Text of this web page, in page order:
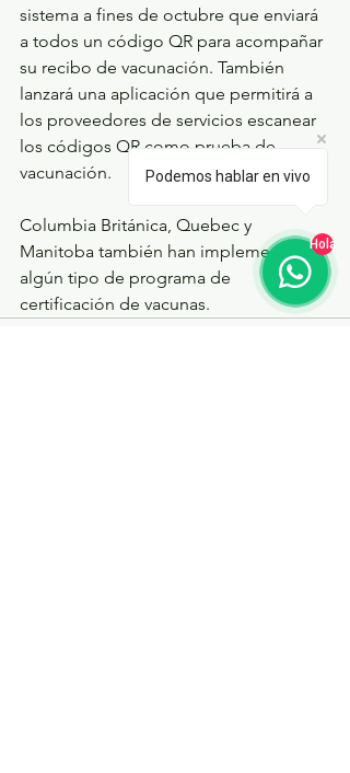
sistema a fines de octubre que enviará
a todos un código QR para acompañar
su recibo de vacunación. También
lanzará una aplicación que permitirá a
los proveedores de servicios escanear
los códigos QR como prueba de
vacunación.
Columbia Británica, Quebec y
Manitoba también han implementado
algún tipo de programa de
certificación de vacunas.
Podemos hablar en vivo
Hola